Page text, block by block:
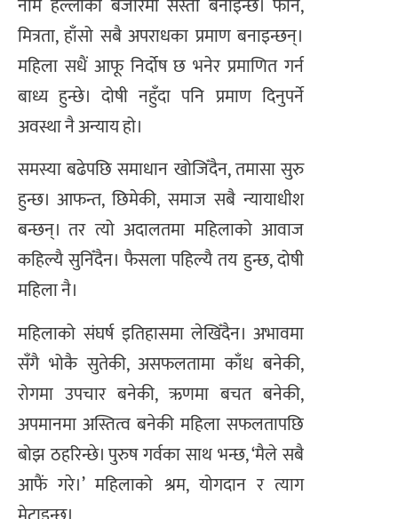
नाम हल्लाको बजारमा सस्तो बनाइन्छ। फोन,
मित्रता, हाँसो सबै अपराधका प्रमाण बनाइन्छन्।
महिला सधैं आफू निर्दोष छ भनेर प्रमाणित गर्न
बाध्य हुन्छे। दोषी नहुँदा पनि प्रमाण दिनुपर्ने
अवस्था नै अन्याय हो।
समस्या बढेपछि समाधान खोजिँदैन, तमासा सुरु
हुन्छ। आफन्त, छिमेकी, समाज सबै न्यायाधीश
बन्छन्। तर त्यो अदालतमा महिलाको आवाज
कहिल्यै सुनिँदैन। फैसला पहिल्यै तय हुन्छ, दोषी
महिला नै।
महिलाको संघर्ष इतिहासमा लेखिँदैन। अभावमा
सँगै भोकै सुतेकी, असफलतामा काँध बनेकी,
रोगमा उपचार बनेकी, ऋणमा बचत बनेकी,
अपमानमा अस्तित्व बनेकी महिला सफलतापछि
बोझ ठहरिन्छे। पुरुष गर्वका साथ भन्छ, ‘मैले सबै
आफैं गरे।’ महिलाको श्रम, योगदान र त्याग